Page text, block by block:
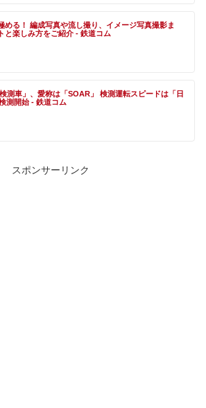
める！ 編成写真や流し撮り、イメージ写真撮影ま
楽しみ方をご紹介 - 鉄道コム
測車」、愛称は「SOAR」 検測運転スピードは「日
測開始 - 鉄道コム
スポンサーリンク